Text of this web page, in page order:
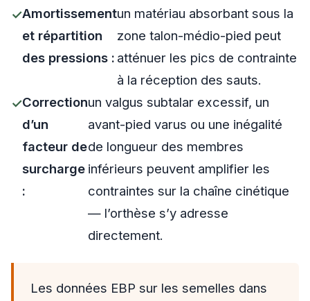
Amortissement
et répartition
des pressions :
un matériau absorbant sous la
zone talon-médio-pied peut
atténuer les pics de contrainte
à la réception des sauts.
Correction
d’un
facteur de
surcharge
:
un valgus subtalar excessif, un
avant-pied varus ou une inégalité
de longueur des membres
inférieurs peuvent amplifier les
contraintes sur la chaîne cinétique
— l’orthèse s’y adresse
directement.
Les données EBP sur les semelles dans